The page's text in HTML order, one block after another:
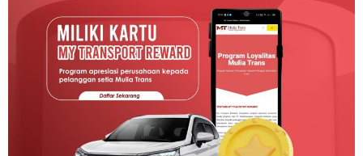
Transport
Reward